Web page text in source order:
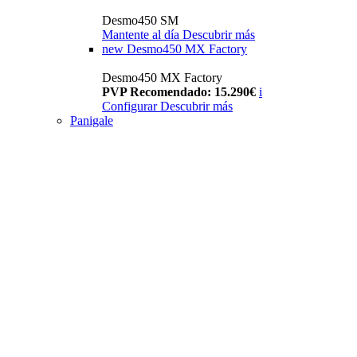
Desmo450 SM
Mantente al día Descubrir más
new Desmo450 MX Factory
Desmo450 MX Factory
PVP Recomendado: 15.290€ i
Configurar Descubrir más
Panigale